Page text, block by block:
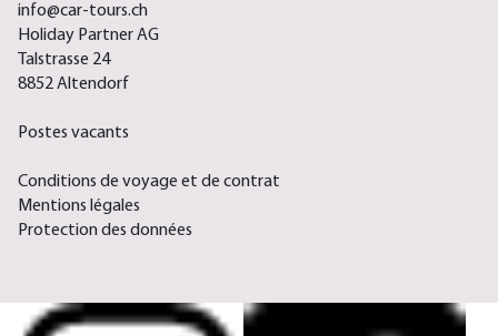
info@car-tours.ch
Holiday Partner AG
Talstrasse 24
8852 Altendorf
Postes vacants
Conditions de voyage et de contrat
Mentions légales
Protection des données